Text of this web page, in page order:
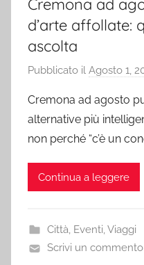
Cremona ad
d’arte affollate:
ascolta
Pubblicato il Agosto 1,
Cremona ad agosto
alternative più
non perché “c’è un
Continua a leggere
Città, Eventi,Viaggi
Scrivi un commento